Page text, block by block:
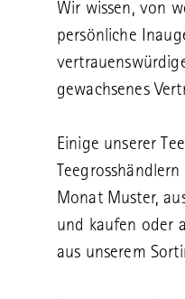
Wir wissen, von
persönliche
gewachsenes
Einige unserer
Monat Muster,
und kaufen oder
aus unserem